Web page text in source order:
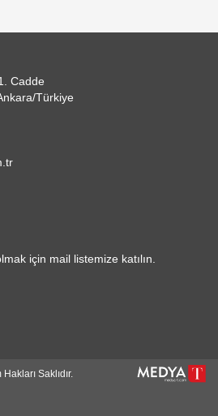
Cadde
Türkiye
için mail listemize katılın.
Saklıdır.